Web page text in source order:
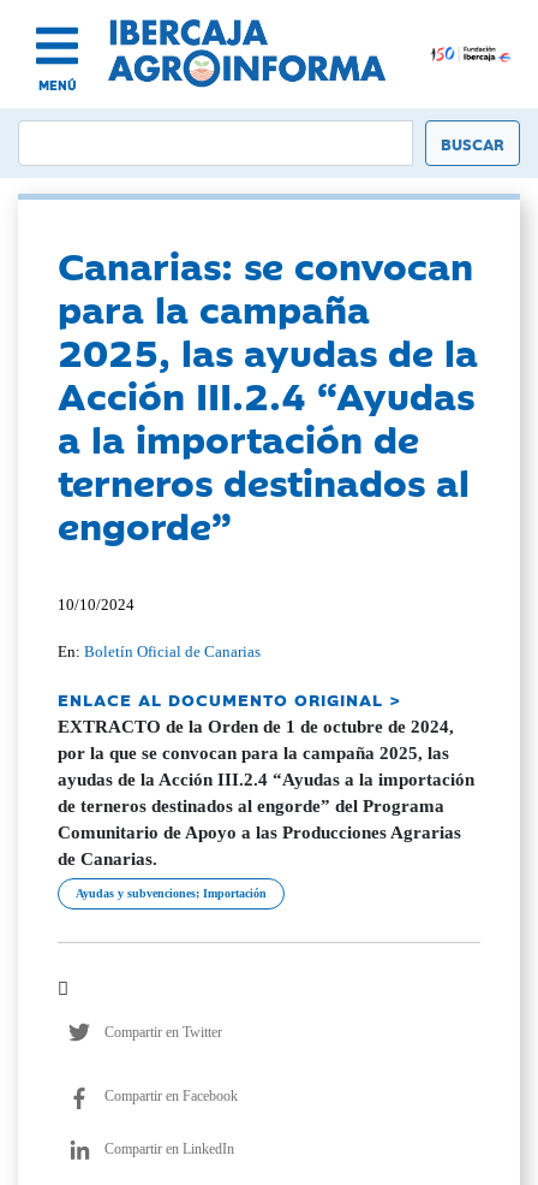
MENÚ
Canarias: se convocan
para la campaña
2025, las ayudas de la
Acción III.2.4 “Ayudas
a la importación de
terneros destinados al
engorde”
10/10/2024
En:Boletín Oficial de Canarias
ENLACE AL DOCUMENTO ORIGINAL >
EXTRACTO de la Orden de 1 de octubre de 2024,
por la que se convocan para la campaña 2025, las
ayudas de la Acción III.2.4 “Ayudas a la importación
de terneros destinados al engorde” del Programa
Comunitario de Apoyo a las Producciones Agrarias
de Canarias.
Ayudas y subvenciones; Importación
Compartir en Twitter
Compartir en Facebook
Compartir en LinkedIn